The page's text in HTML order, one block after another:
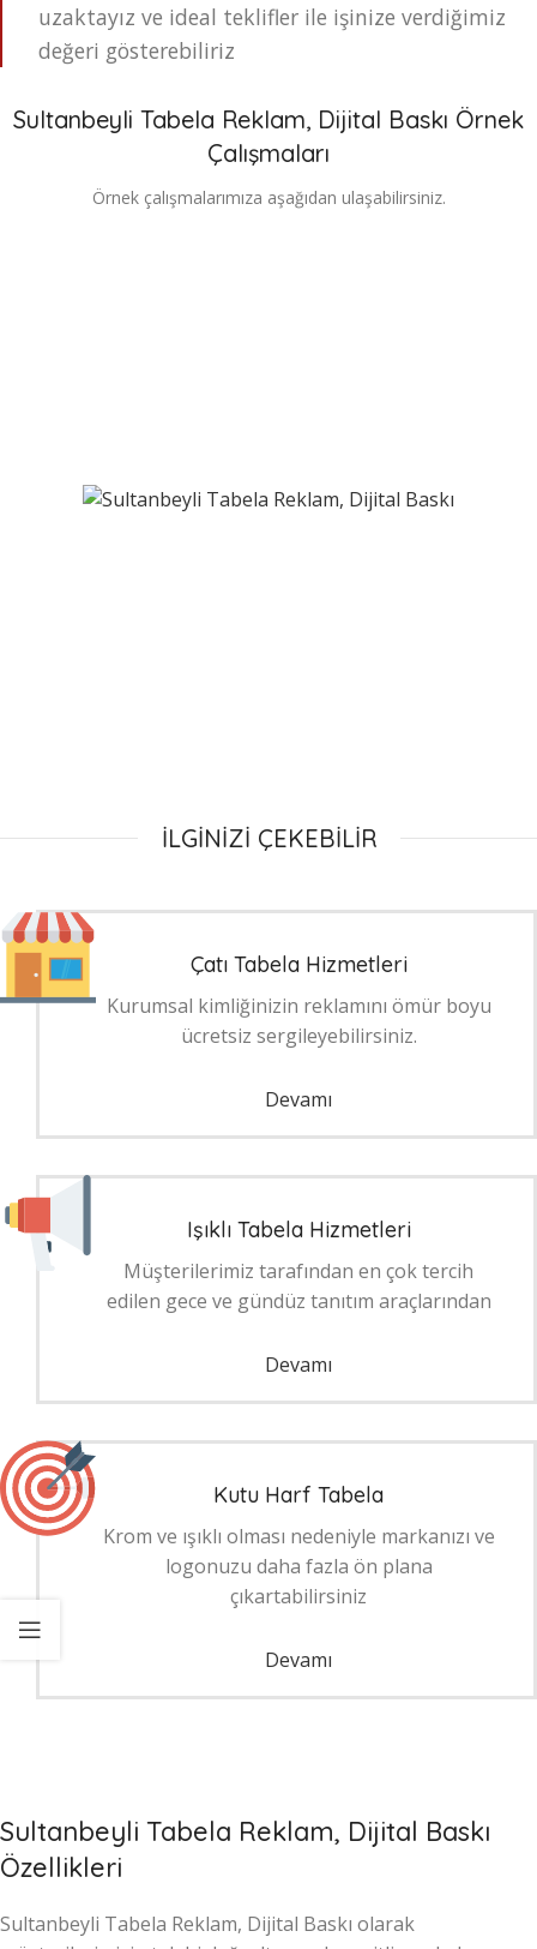
uzaktayız ve ideal teklifler ile işinize verdiğimiz
değeri gösterebiliriz
Sultanbeyli Tabela Reklam, Dijital Baskı Örnek
Çalışmaları
Örnek çalışmalarımıza aşağıdan ulaşabilirsiniz.
İLGİNİZİ ÇEKEBİLİR
Çatı Tabela Hizmetleri
Kurumsal kimliğinizin reklamını ömür boyu
ücretsiz sergileyebilirsiniz.
Devamı
Işıklı Tabela Hizmetleri
Müşterilerimiz tarafından en çok tercih
edilen gece ve gündüz tanıtım araçlarından
Devamı
Kutu Harf Tabela
Krom ve ışıklı olması nedeniyle markanızı ve
logonuzu daha fazla ön plana
çıkartabilirsiniz
Devamı
Sultanbeyli Tabela Reklam, Dijital Baskı
Özellikleri
Sultanbeyli Tabela Reklam, Dijital Baskı olarak